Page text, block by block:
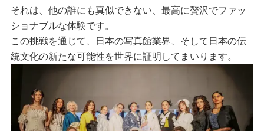
それは、他の誰にも真似できない、最高に贅沢でファッ
ショナブルな体験です。
この挑戦を通じて、日本の写真館業界、そして日本の伝
統文化の新たな可能性を世界に証明してまいります。